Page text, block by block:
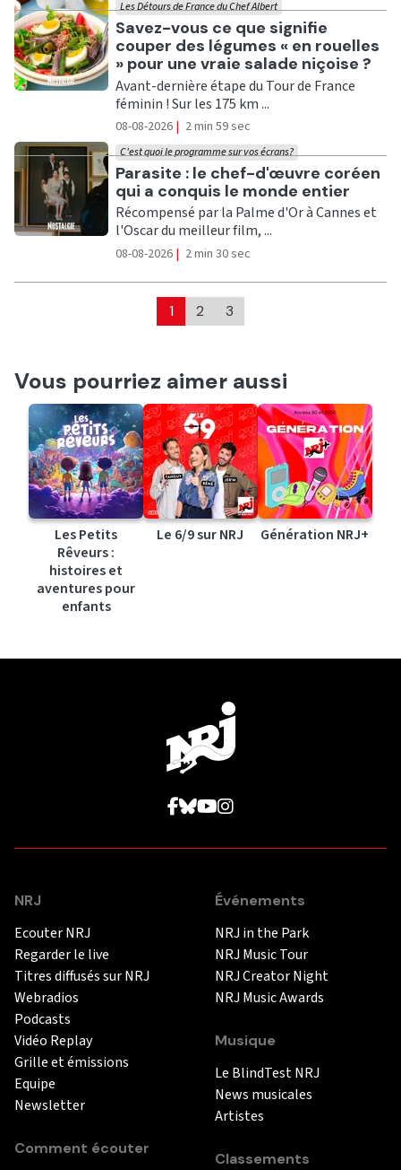
Ecouter
Savez-vous ce que signifie
couper des légumes « en rouelles
» pour une vraie salade niçoise ?
Les Détours de France du Chef Albert
Avant-dernière étape du Tour de France
féminin ! Sur les 175 km ...
08-08-2026 | 2 min 59 sec
Ecouter
Parasite : le chef-d'œuvre coréen
qui a conquis le monde entier
C'est quoi le programme sur vos écrans?
Récompensé par la Palme d'Or à Cannes et
l'Oscar du meilleur film, ...
08-08-2026 | 2 min 30 sec
1 2 3
Vous pourriez aimer aussi
Les Petits
Rêveurs :
histoires et
aventures pour
enfants
Le 6/9 sur NRJ Génération NRJ+
NRJ
Ecouter NRJ
Regarder le live
Titres diffusés sur NRJ
Webradios
Podcasts
Vidéo Replay
Grille et émissions
Equipe
Newsletter
Comment écouter
Événements
NRJ in the Park
NRJ Music Tour
NRJ Creator Night
NRJ Music Awards
Musique
Le BlindTest NRJ
News musicales
Artistes
Classements